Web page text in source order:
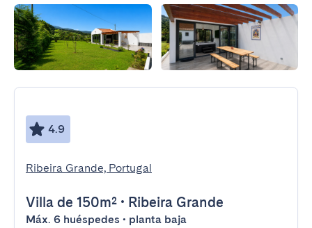
4.9
Ribeira Grande, Portugal
Villa de 150m² • Ribeira Grande
Máx. 6 huéspedes • planta baja